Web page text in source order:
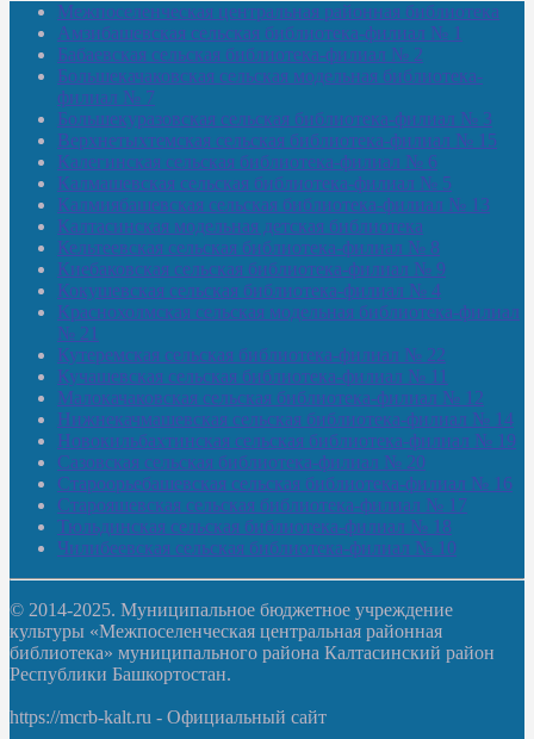
Межпоселенческая центральная районная библиотека
Амзибашевская сельская библиотека-филиал № 1
Бабаевская сельская библиотека-филиал № 2
Большекачаковская сельская модельная библиотека-
филиал № 7
Большекуразовская сельская библиотека-филиал № 3
Верхнетыхтемская сельская библиотека-филиал № 15
Калегинская сельская библиотека-филиал № 6
Калмашевская сельская библиотека-филиал № 5
Калмиябашевская сельская библиотека-филиал № 13
Калтасинская модельная детская библиотека
Кельтеевская сельская библиотека-филиал № 8
Киебаковская сельская библиотека-филиал № 9
Кокушевская сельская библиотека-филиал № 4
Краснохолмская сельская модельная библиотека-филиал
№ 21
Кутеремская сельская библиотека-филиал № 22
Кучашевская сельская библиотека-филиал № 11
Малокачаковская сельская библиотека-филиал № 12
Нижнекачмашевская сельская библиотека-филиал № 14
Новокильбахтинская сельская библиотека-филиал № 19
Сазовская сельская библиотека-филиал № 20
Староорьебашевская сельская библиотека-филиал № 16
Старояшевская сельская библиотека-филиал № 17
Тюльдинская сельская библиотека-филиал № 18
Чилибеевская сельская библиотека-филиал № 10
© 2014-2025. Муниципальное бюджетное учреждение
культуры «Межпоселенческая центральная районная
библиотека» муниципального района Калтасинский район
Республики Башкортостан.
https://mcrb-kalt.ru - Официальный сайт